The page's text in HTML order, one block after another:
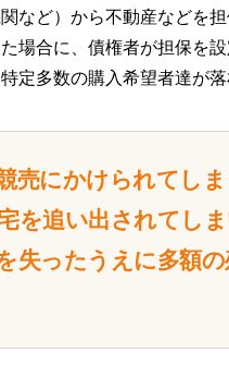
など）から不動産などを
場合に、債権者が担保を
定多数の購入希望者達が
売にかけられてし
を追い出されてし
失ったうえに多額